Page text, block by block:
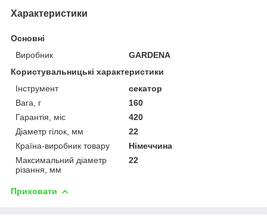
Характеристики
Основні
Виробник
GARDENA
Користувальницькі характеристики
Інструмент
секатор
Вага, г
160
Гарантія, міс
420
Діаметр гілок, мм
22
Країна-виробник товару
Німеччина
Максимальний діаметр
різання, мм
22
Приховати